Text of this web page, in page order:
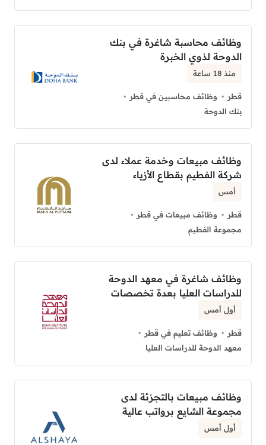
وظائف محاسبة شاغرة في بنك
الدوحة لذوي الخبرة
منذ 18 ساعة
قطر
وظائف محاسبين في قطر
بنك الدوحة
وظائف مبيعات وخدمة عملاء لدى
شركة الفطيم بقطاع الأزياء
أمس
قطر
وظائف مبيعات في قطر
مجموعة الفطيم
وظائف شاغرة في معهد الدوحة
للدراسات العليا بعدة تخصصات
أول أمس
قطر
وظائف تعليم في قطر
معهد الدوحة للدراسات العليا
وظائف مبيعات بالتجزئة لدى
مجموعة الشايع برواتب عالية
أول أمس